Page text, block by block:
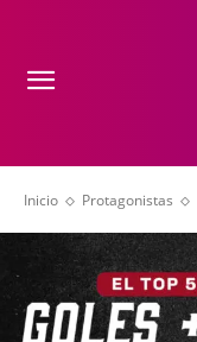
Inicio Protagonistas